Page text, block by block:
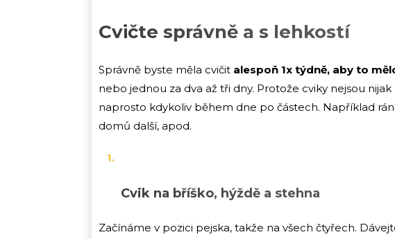
Cvičte správně a s lehkostí
Správně byste měla cvičit alespoň 1x týdně, aby to
nebo jednou za dva až tři dny. Protože cviky nejsou
naprosto kdykoliv během dne po částech. Například
domů další, apod.
Cvik na bříško, hýždě a stehna
Začínáme v pozici pejska, takže na všech čtyřech.